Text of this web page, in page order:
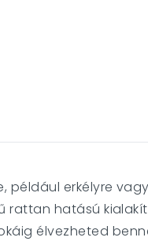
például erkélyre
rattan hatású
élvezheted